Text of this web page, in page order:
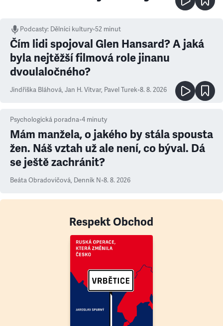
Podcasty: Dělníci kultury•52 minut
Čím lidi spojoval Glen Hansard? A jaká
byla nejtěžší filmová role jinanu
dvoulaločného?
Jindřiška Bláhová, Jan H. Vitvar, Pavel Turek•8. 8. 2026
Psychologická poradna•4 minuty
Mám manžela, o jakého by stála spousta
žen. Náš vztah už ale není, co býval. Dá
se ještě zachránit?
Beáta Obradovičová, Denník N•8. 8. 2026
Respekt Obchod